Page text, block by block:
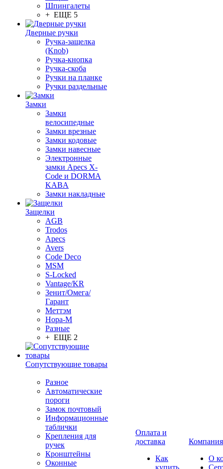
Шпингалеты
+ ЕЩЕ 5
Дверные ручки
Ручка-защелка
(Knob)
Ручка-кнопка
Ручка-скоба
Ручки на планке
Ручки раздельные
Замки
Замки
велосипедные
Замки врезные
Замки кодовые
Замки навесные
Электронные
замки Apecs X-
Code и DORMA
KABA
Замки накладные
Защелки
AGB
Trodos
Apecs
Avers
Code Deco
MSM
S-Locked
Vantage/KR
Зенит/Омега/
Гарант
Меттэм
Нора-М
Разные
+ ЕЩЕ 2
Сопутствующие товары
Разное
Автоматические
пороги
Замок почтовый
Информационные
таблички
Крепления для
ручек
Кронштейны
Оконные
Оплата и
доставка
Как
купить
Компания
О